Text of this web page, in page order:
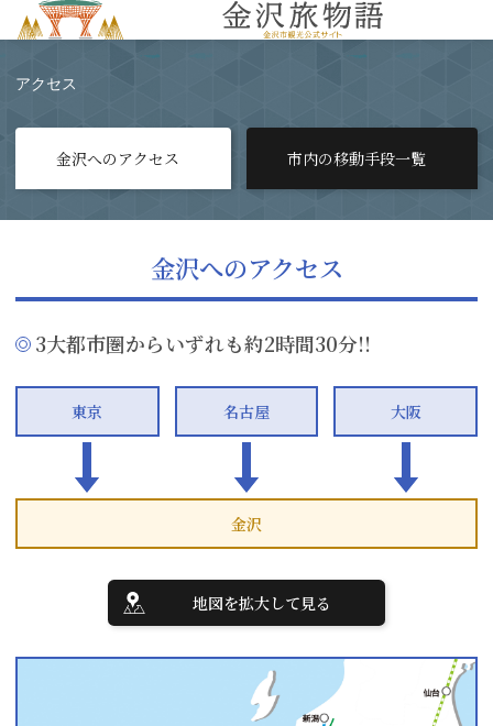
アクセス
金沢へのアクセス 市内の移動手段一覧
金沢へのアクセス
3大都市圏からいずれも約2時間30分!!
金沢
東京 名古屋 大阪
地図を拡大して見る